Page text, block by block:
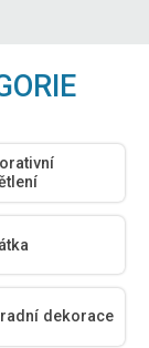
dekorace